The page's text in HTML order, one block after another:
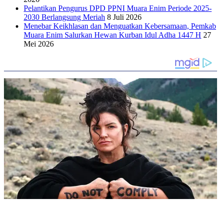
Pelantikan Pengurus DPD PPNI Muara Enim Periode 2025-
2030 Berlangsung Meriah 8 Juli 2026
Menebar Keikhlasan dan Menguatkan Kebersamaan, Pemkab
Muara Enim Salurkan Hewan Kurban Idul Adha 1447 H 27
Mei 2026